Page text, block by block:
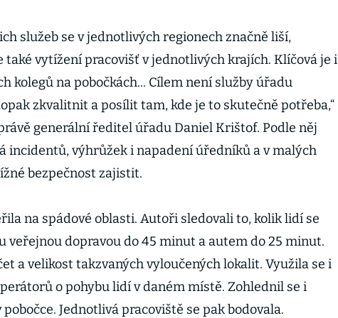
služeb se v jednotlivých regionech značně liší,
také vytížení pracovišť v jednotlivých krajích. Klíčová je i
kolegů na pobočkách... Cílem není služby úřadu
zkvalitnit a posílit tam, kde je to skutečně potřeba,“
generální ředitel úřadu Daniel Krištof. Podle něj
incidentů, výhrůžek i napadení úředníků a v malých
bezpečnost zajistit.
na spádové oblasti. Autoři sledovali to, kolik lidí se
veřejnou dopravou do 45 minut a autem do 25 minut.
a velikost takzvaných vyloučených lokalit. Využila se i
o pohybu lidí v daném místě. Zohlednil se i
Jednotlivá pracoviště se pak bodovala.